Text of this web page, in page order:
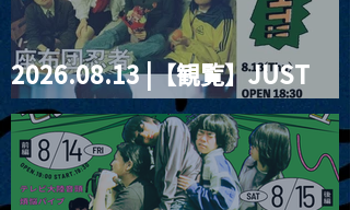
2026.08.13 |【観覧】JUST
RIGHT!! vol.26